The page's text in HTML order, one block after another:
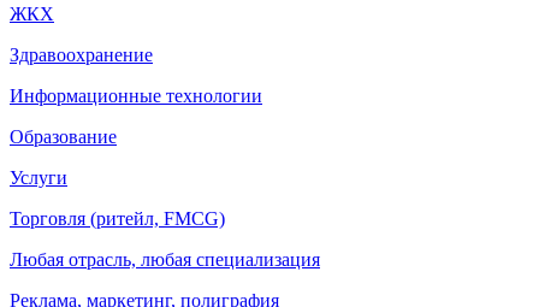
ЖКХ
Здравоохранение
Информационные технологии
Образование
Услуги
Торговля (ритейл, FMCG)
Любая отрасль, любая специализация
Реклама, маркетинг, полиграфия